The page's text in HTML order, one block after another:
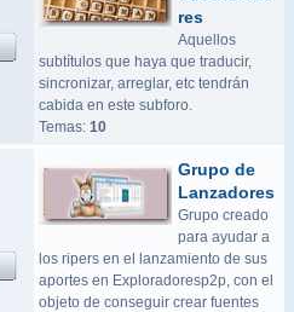
res
Aquellos
subtítulos que haya que traducir,
sincronizar, arreglar, etc tendrán
cabida en este subforo.
Temas: 10
Grupo de
Lanzadores
Grupo creado
para ayudar a
los ripers en el lanzamiento de sus
aportes en Exploradoresp2p, con el
objeto de conseguir crear fuentes